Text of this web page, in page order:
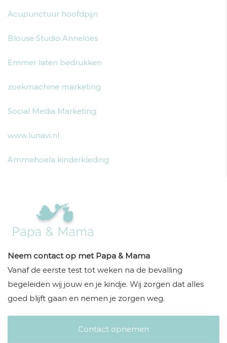
Acupunctuur hoofdpijn
Blouse Studio Anneloes
Emmer laten bedrukken
zoekmachine marketing
Social Media Marketing
www.lunavi.nl
Ammehoela kinderkleding
Neem contact op met Papa & Mama
Vanaf de eerste test tot weken na de bevalling
begeleiden wij jouw en je kindje. Wij zorgen dat alles
goed blijft gaan en nemen je zorgen weg.
Contact opnemen